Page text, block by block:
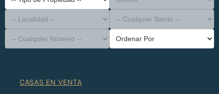
-- Tipo de Propiedad --
Distrito
-- Localidad --
-- Cualquier Barrio --
-- Cualquier Número --
Ordenar Por
CASAS EN VENTA